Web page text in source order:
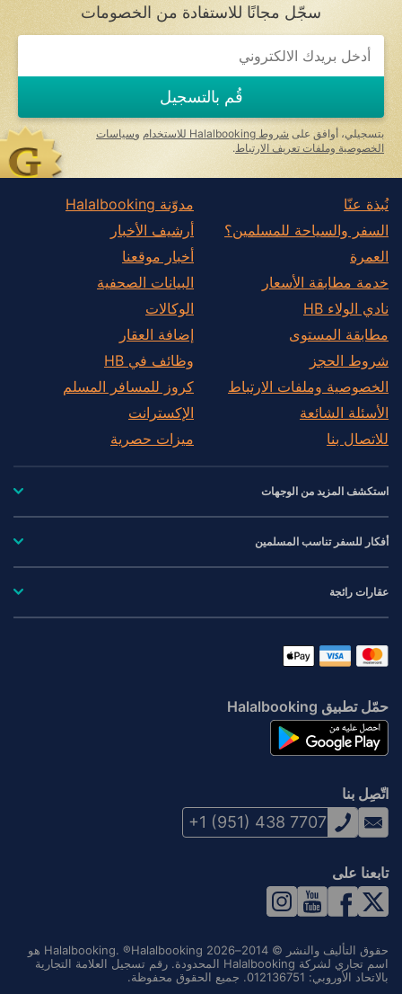
سجّل مجانًا للاستفادة من الخصومات
قُم بالتسجيل
بتسجيلي، أوافق على شروط Halalbooking للاستخدام وسياسات
الخصوصية وملفات تعريف الارتباط .
نُبذة عنّا
السفر والسياحة للمسلمين؟
العمرة
خدمة مطابقة الأسعار
نادي الولاء HB
مطابقة المستوى
شروط الحجز
الخصوصية وملفات الارتباط
الأسئلة الشائعة
للاتصال بنا
مدوّنة Halalbooking
أرشيف الأخبار
أخبار موقعنا
البيانات الصحفية
الوكالات
إضافة العقار
وظائف في HB
كروز للمسافر المسلم
الإكسترانت
ميزات حصرية
استكشف المزيد من الوجهات
أفكار للسفر تناسب المسلمين
عقارات رائجة
حمّل تطبيق Halalbooking
اتّصِل بنا
+1 (951) 438 7707
تابعنا على
حقوق التأليف والنشر © 2014–2026 Halalbooking. ®Halalbooking هو
اسم تجاري لشركة Halalbooking المحدودة. رقم تسجيل العلامة التجارية
بالاتحاد الأوروبي: 012136751. جميع الحقوق محفوظة.